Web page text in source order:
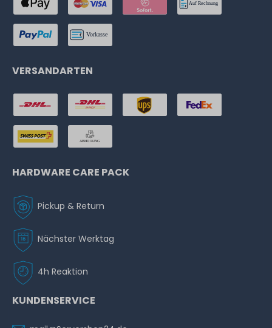
VERSANDARTEN
HARDWARE CARE PACK
Pickup & Return
Nächster Werktag
4h Reaktion
KUNDENSERVICE